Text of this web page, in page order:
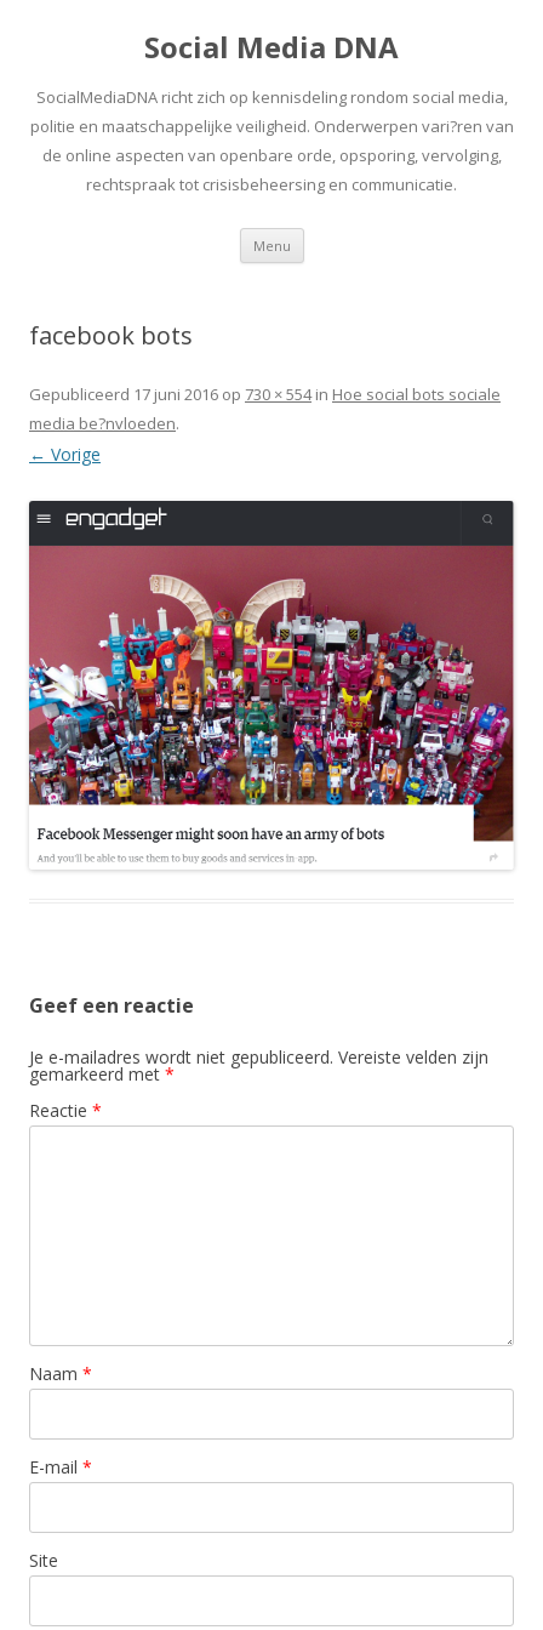
Social Media DNA
SocialMediaDNA richt zich op kennisdeling rondom social media,
politie en maatschappelijke veiligheid. Onderwerpen vari?ren van
de online aspecten van openbare orde, opsporing, vervolging,
rechtspraak tot crisisbeheersing en communicatie.
Menu Spring
inhoud
facebook bots
Gepubliceerd 17 juni 2016 op 730 × 554in Hoe social bots sociale
media be?nvloeden.
← Vorige
Geef een reactie
Je e-mailadres wordt niet gepubliceerd. Vereiste velden zijn
gemarkeerd met *
Reactie *
Naam *
E-mail *
Site